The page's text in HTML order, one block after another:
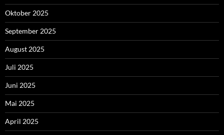
Oktober 2025
September 2025
August 2025
Juli 2025
Juni 2025
Mai 2025
April 2025